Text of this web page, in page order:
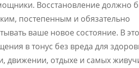
Восстановление должно
постепенным и обязательно
ваше новое состояние. В
в тонус без вреда для
движении, отдыхе и самых